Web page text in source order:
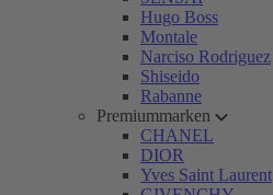
Hugo Boss
Montale
Narciso Rodriguez
Shiseido
Rabanne
Premiummarken
CHANEL
DIOR
Yves Saint Laurent